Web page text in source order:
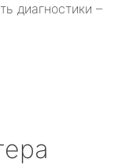
диагностики –